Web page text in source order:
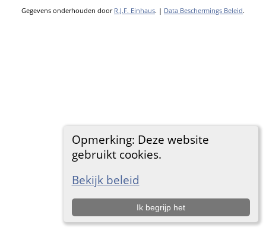
Opmerking: Deze website
gebruikt cookies.
Bekijk beleid
Ik begrijp het
Gegevens onderhouden door R.J.F. Einhaus. | Data Beschermings Beleid.